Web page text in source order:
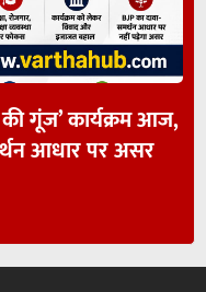
की गूंज’ कार्यक्रम आज,
आधार पर असर